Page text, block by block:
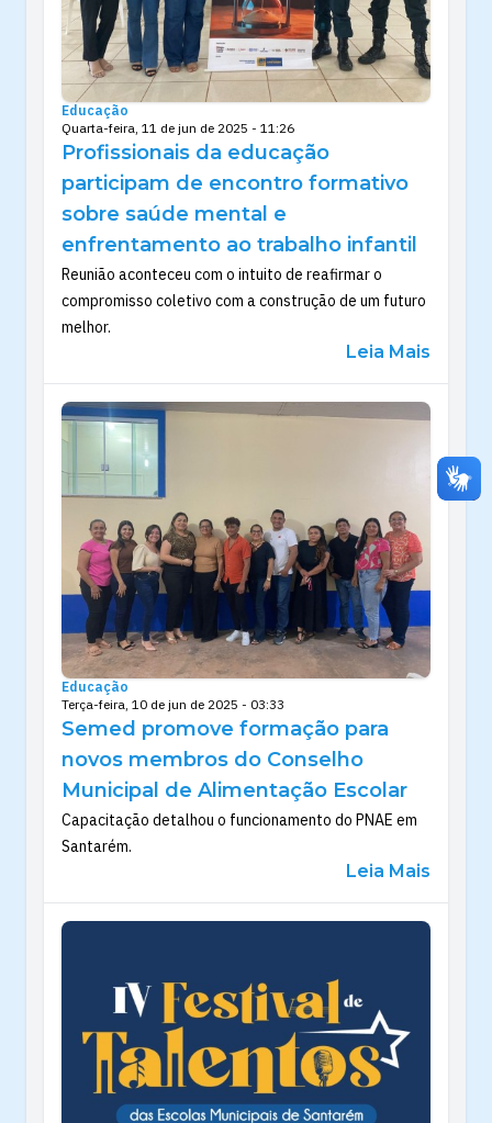
Educação
Quarta-feira, 11 de jun de 2025 - 11:26
Profissionais da educação
participam de encontro formativo
sobre saúde mental e
enfrentamento ao trabalho infantil
Reunião aconteceu com o intuito de reafirmar o
compromisso coletivo com a construção de um futuro
melhor.
Leia Mais
Educação
Terça-feira, 10 de jun de 2025 - 03:33
Semed promove formação para
novos membros do Conselho
Municipal de Alimentação Escolar
Capacitação detalhou o funcionamento do PNAE em
Santarém.
Leia Mais